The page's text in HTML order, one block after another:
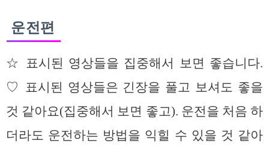
운전편
☆ 표시된 영상들을 집중해서 보면 좋습니다.
♡ 표시된 영상들은 긴장을 풀고 보셔도 좋을
것 같아요(집중해서 보면 좋고). 운전을 처음 하
더라도 운전하는 방법을 익힐 수 있을 것 같아